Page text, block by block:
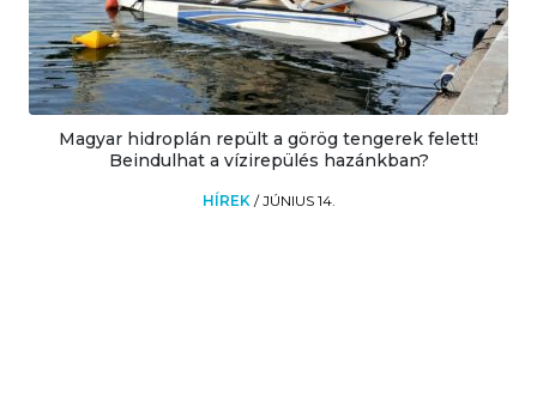
Magyar hidroplán repült a görög tengerek felett!
Beindulhat a vízirepülés hazánkban?
HÍREK /JÚNIUS 14.